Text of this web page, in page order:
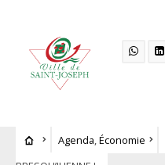
Agenda,Économie